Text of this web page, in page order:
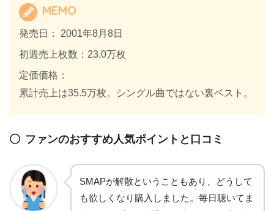
MEMO
発売日： 2001年8月8日
初週売上枚数：23.0万枚
定価価格：
累計売上は35.5万枚。シングル曲ではない裏ベスト。
ファンのおすすめ人気ポイントと口コミ
SMAPが解散ということもあり、どうして
も欲しくなり購入しました。毎日聴いてま